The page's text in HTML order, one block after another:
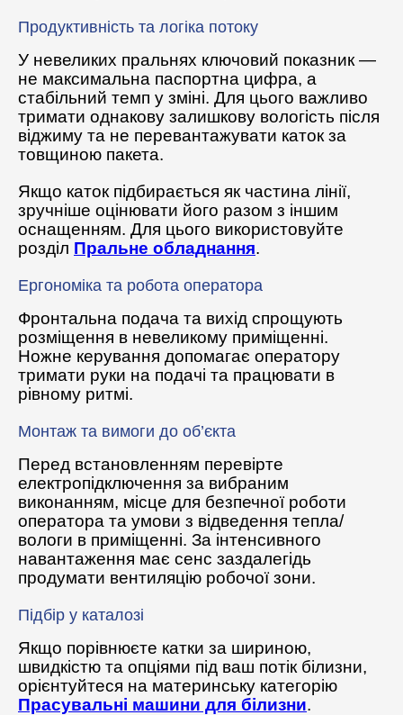
Продуктивність та логіка потоку
У невеликих пральнях ключовий показник —
не максимальна паспортна цифра, а
стабільний темп у зміні. Для цього важливо
тримати однакову залишкову вологість після
віджиму та не перевантажувати каток за
товщиною пакета.
Якщо каток підбирається як частина лінії,
зручніше оцінювати його разом з іншим
оснащенням. Для цього використовуйте
розділ Пральне обладнання.
Ергономіка та робота оператора
Фронтальна подача та вихід спрощують
розміщення в невеликому приміщенні.
Ножне керування допомагає оператору
тримати руки на подачі та працювати в
рівному ритмі.
Монтаж та вимоги до об’єкта
Перед встановленням перевірте
електропідключення за вибраним
виконанням, місце для безпечної роботи
оператора та умови з відведення тепла/
вологи в приміщенні. За інтенсивного
навантаження має сенс заздалегідь
продумати вентиляцію робочої зони.
Підбір у каталозі
Якщо порівнюєте катки за шириною,
швидкістю та опціями під ваш потік білизни,
орієнтуйтеся на материнську категорію
Прасувальні машини для білизни.